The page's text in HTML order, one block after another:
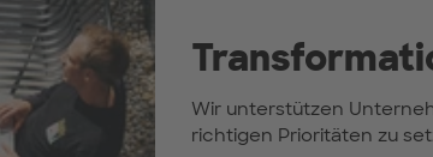
Wir unterstützen
richtigen Prioritäten zu